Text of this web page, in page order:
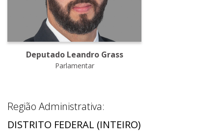
Deputado Leandro Grass
Parlamentar
Região Administrativa:
DISTRITO FEDERAL (INTEIRO)